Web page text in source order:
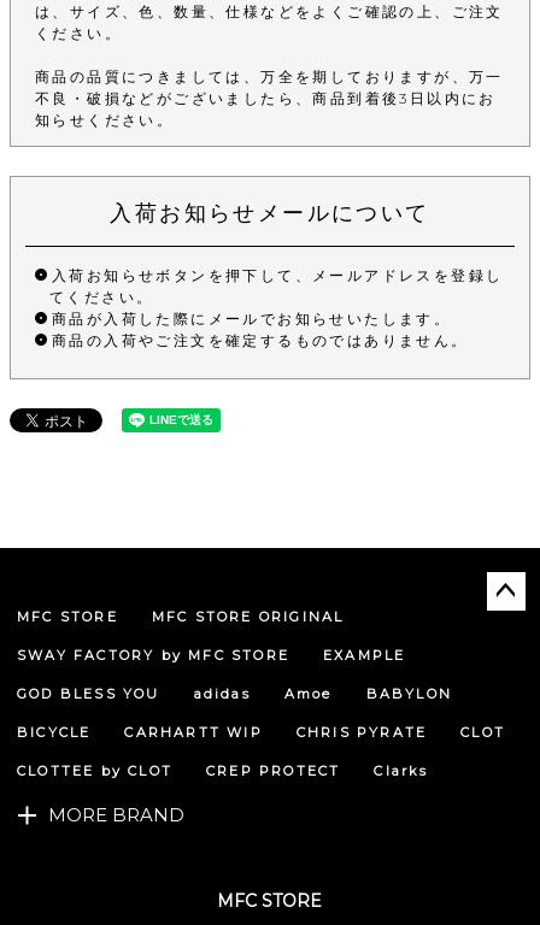
は、サイズ、色、数量、仕様などをよくご確認の上、ご注文
ください。
商品の品質につきましては、万全を期しておりますが、万一
不良・破損などがございましたら、商品到着後3日以内にお
知らせください。
入荷お知らせメールについて
入荷お知らせボタンを押下して、メールアドレスを登録し
てください。
商品が入荷した際にメールでお知らせいたします。
商品の入荷やご注文を確定するものではありません。
MFC STORE MFC STORE ORIGINAL
SWAY FACTORY by MFC STORE EXAMPLE
GOD BLESS YOU adidas Amoe BABYLON
BICYCLE CARHARTT WIP CHRIS PYRATE CLOT
CLOTTEE by CLOT CREP PROTECT Clarks
MORE BRAND
MFC STORE